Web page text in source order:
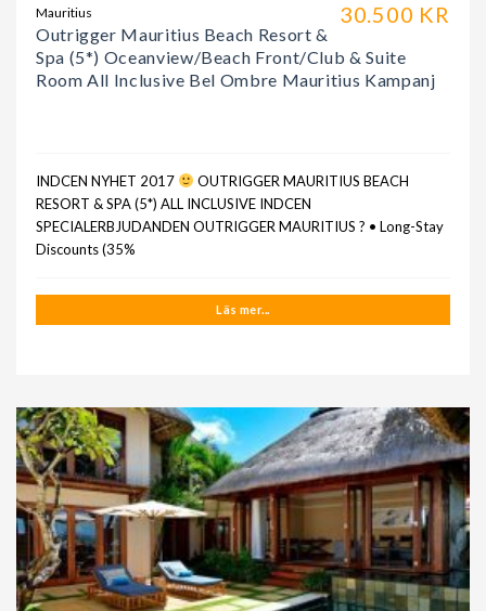
30.500 KR
Mauritius
Outrigger Mauritius Beach Resort &
Spa (5*) Oceanview/Beach Front/Club & Suite
Room All Inclusive Bel Ombre Mauritius Kampanj
INDCEN NYHET 2017
OUTRIGGER MAURITIUS BEACH
RESORT & SPA (5*) ALL INCLUSIVE INDCEN
SPECIALERBJUDANDEN OUTRIGGER MAURITIUS ? • Long-Stay
Discounts (35%
Läs mer...